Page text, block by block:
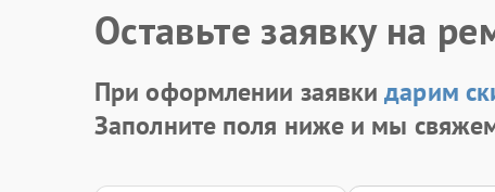
Оставьте заявку на
При оформлении заявкидарим
Заполните поля ниже и мы